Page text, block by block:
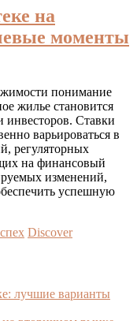
на
моменты
понимание
жилье становится
инвесторов. Ставки
варьироваться в
регуляторных
на финансовый
изменений,
успешную
Discover
лучшие варианты